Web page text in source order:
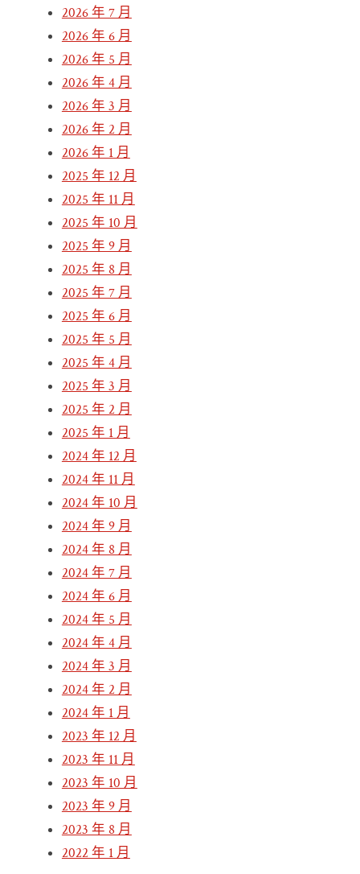
2026 年 7 月
2026 年 6 月
2026 年 5 月
2026 年 4 月
2026 年 3 月
2026 年 2 月
2026 年 1 月
2025 年 12 月
2025 年 11 月
2025 年 10 月
2025 年 9 月
2025 年 8 月
2025 年 7 月
2025 年 6 月
2025 年 5 月
2025 年 4 月
2025 年 3 月
2025 年 2 月
2025 年 1 月
2024 年 12 月
2024 年 11 月
2024 年 10 月
2024 年 9 月
2024 年 8 月
2024 年 7 月
2024 年 6 月
2024 年 5 月
2024 年 4 月
2024 年 3 月
2024 年 2 月
2024 年 1 月
2023 年 12 月
2023 年 11 月
2023 年 10 月
2023 年 9 月
2023 年 8 月
2022 年 1 月